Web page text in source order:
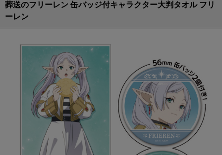
葬送のフリーレン 缶バッジ付キャラクター大判タオル フリ
ーレン